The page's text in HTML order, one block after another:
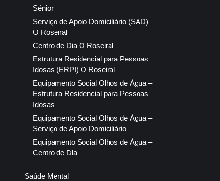
Sénior
Serviço de Apoio Domiciliário (SAD)
O Roseiral
Centro de Dia O Roseiral
Estrutura Residencial para Pessoas
Idosas (ERPI) O Roseiral
Equipamento Social Olhos de Água –
Estrutura Residencial para Pessoas
Idosas
Equipamento Social Olhos de Água –
Serviço de Apoio Domiciliário
Equipamento Social Olhos de Água –
Centro de Dia
Saúde Mental